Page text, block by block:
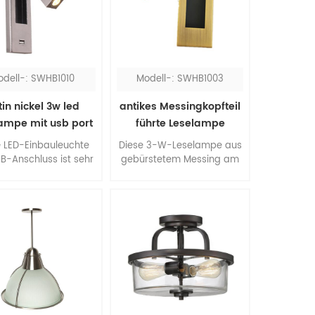
benötigen.
: SWHB1010
nickel 3w led
mit usb port
LED-Einbauleuchte
Anschluss ist sehr
auf Ihre Bedürfnisse
Das quadratische
ist elegant und
schön.
Modell-: SWHB1003
antikes Messingkopfteil
führte Leselampe
Diese 3-W-Leselampe aus
gebürstetem Messing am
ausschalten, indem Sie den
Kopf herausziehen und
zurückschieben. Das
klassische Finish verleiht
Ihrem Zimmer eine
atemberaubende Note.